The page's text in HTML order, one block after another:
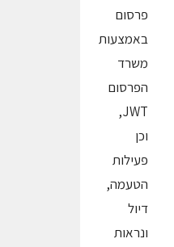
פרסום
באמצעות
משרד
הפרסום
JWT,
וכן
פעילות
הטעמה,
דיול
ונראות